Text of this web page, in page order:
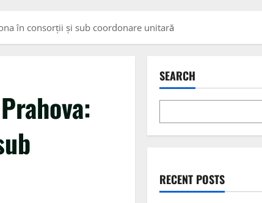
în consorții și sub coordonare unitară
SEARCH
RECENT POSTS